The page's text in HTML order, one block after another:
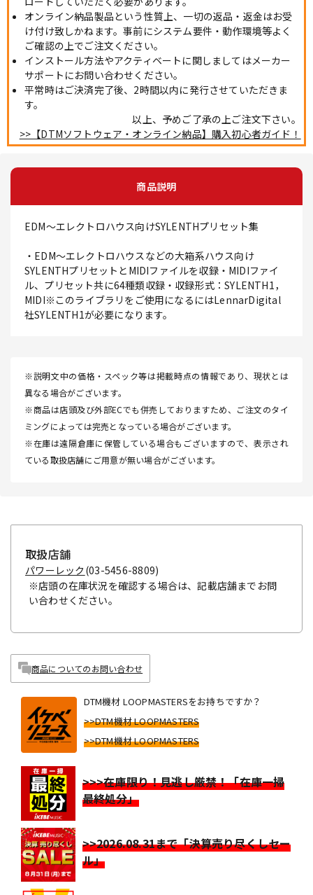
オンライン納品製品という性質上、一切の返品・返金はお受
け付け致しかねます。事前にシステム要件・動作環境等よく
ご確認の上でご注文ください。
インストール方法やアクティベートに関しましてはメーカー
サポートにお問い合わせください。
平常時はご決済完了後、2時間以内に発行させていただきま
す。
以上、予めご了承の上ご注文下さい。
>>【DTMソフトウェア・オンライン納品】購入初心者ガイド！
商品説明
EDM～エレクトロハウス向けSYLENTHプリセット集
・EDM～エレクトロハウスなどの大箱系ハウス向け
SYLENTHプリセットとMIDIファイルを収録・MIDIファイ
ル、プリセット共に64種類収録・収録形式：SYLENTH1，
MIDI※このライブラリをご使用になるにはLennarDigital
社SYLENTH1が必要になります。
※説明文中の価格・スペック等は掲載時点の情報であり、現状とは
異なる場合がございます。
※商品は店頭及び外部ECでも併売しておりますため、ご注文のタイ
ミングによっては完売となっている場合がございます。
※在庫は遠隔倉庫に保管している場合もございますので、表示され
ている取扱店舗にご用意が無い場合がございます。
取扱店舗
パワーレック (03-5456-8809)
※店頭の在庫状況を確認する場合は、記載店舗までお問
い合わせください。
商品についてのお問い合わせ
DTM機材 LOOPMASTERSをお持ちですか？
>>DTM機材 LOOPMASTERS
>>DTM機材 LOOPMASTERS
>>>在庫限り！見逃し厳禁！「在庫一掃
最終処分」
>>2026.08.31まで「決算売り尽くしセー
ル」